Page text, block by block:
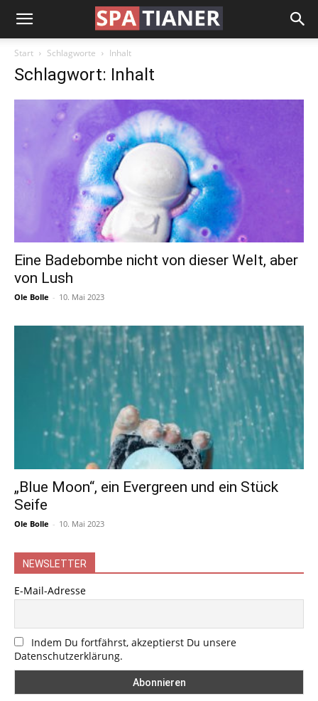
Start Schlagworte Inhalt
Schlagwort: Inhalt
Eine Badebombe nicht von dieser Welt, aber
von Lush
Ole Bolle - 10. Mai 2023
„Blue Moon“, ein Evergreen und ein Stück
Seife
Ole Bolle - 10. Mai 2023
NEWSLETTER
E-Mail-Adresse
Indem Du fortfährst, akzeptierst Du unsere
Datenschutzerklärung.